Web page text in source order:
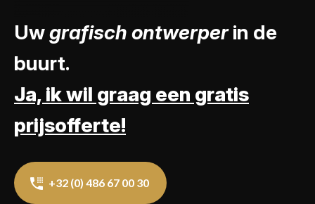
Uwgrafisch ontwerperin de
buurt.
Ja, ik wil graag een gratis
prijsofferte!
+32 (0) 486 67 00 30